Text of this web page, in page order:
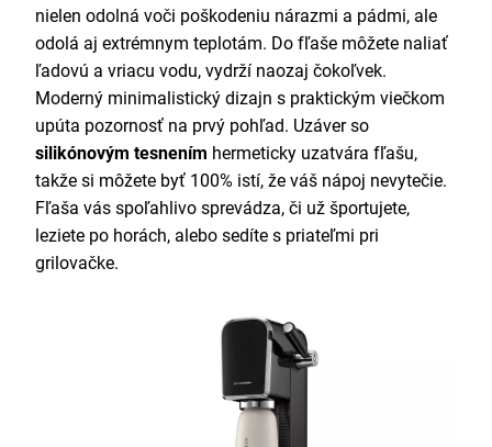
nielen odolná voči poškodeniu nárazmi a pádmi, ale
odolá aj extrémnym teplotám. Do fľaše môžete naliať
ľadovú a vriacu vodu, vydrží naozaj čokoľvek.
Moderný minimalistický dizajn s praktickým viečkom
upúta pozornosť na prvý pohľad. Uzáver so
silikónovým tesnením hermeticky uzatvára fľašu,
takže si môžete byť 100% istí, že váš nápoj nevytečie.
Fľaša vás spoľahlivo sprevádza, či už športujete,
leziete po horách, alebo sedíte s priateľmi pri
grilovačke.